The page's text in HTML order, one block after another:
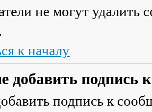
не могут удалить
к началу
добавить подпись
подпись к